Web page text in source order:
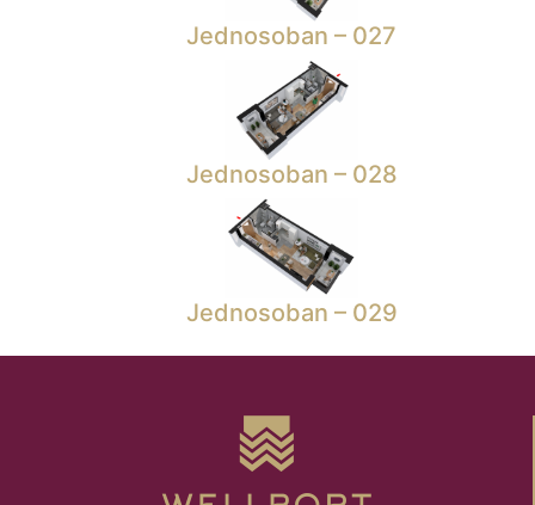
Jednosoban – 027
Jednosoban – 028
Jednosoban – 029